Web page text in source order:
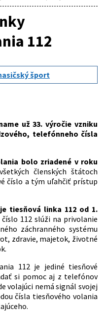
112
šport
už 33. výročie vzniku
telefónneho čísla
bolo zriadené v roku
členských štátoch
číslo a tým uľahčiť prístup
tiesňová linka 112 od 1.
112 slúži na privolanie
záchranného systému
zdravie, majetok, životné
112 je jediné tiesňové
si pomoc aj z telefónov
volajúci nemá signál svojej
čísla tiesňového volania